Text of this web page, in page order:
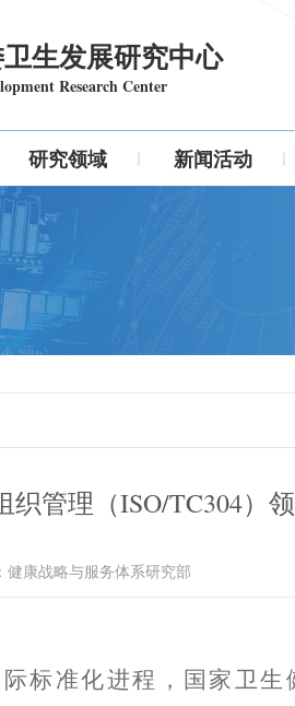
生发展研究中心
Research Center
研究领域 新闻活动
织管理（ISO/TC304）
战略与服务体系研究部
标准化进程，国家卫